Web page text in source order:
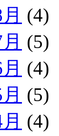
(4)
(5)
(4)
(5)
(4)